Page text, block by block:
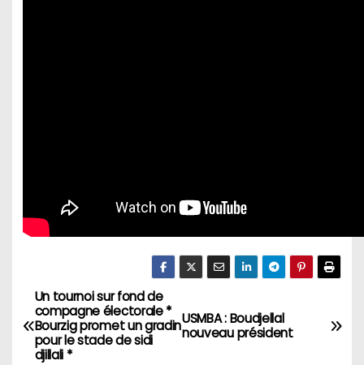
N
a
USMBA : Boudjellal
nouveau président
Un tournoi sur fond de
compagne électorale *
Bourzig promet un gradin
pour le stade de sidi
djillali *